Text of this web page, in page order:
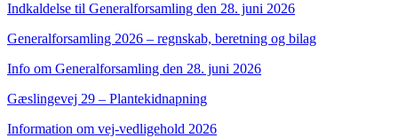
Indkaldelse til Generalforsamling den 28. juni 2026
Generalforsamling 2026 – regnskab, beretning og bilag
Info om Generalforsamling den 28. juni 2026
Gæslingevej 29 – Plantekidnapning
Information om vej-vedligehold 2026